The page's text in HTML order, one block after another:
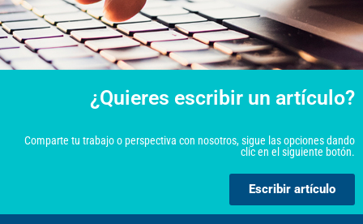
¿Quieres escribir un artículo?
Comparte tu trabajo o perspectiva con nosotros, sigue las opciones dando
clic en el siguiente botón.
Escribir artículo